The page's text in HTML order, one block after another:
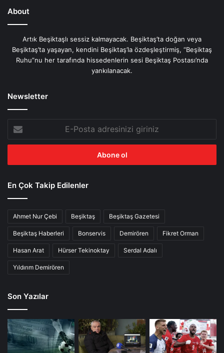
About
Artık Beşiktaşlı sessiz kalmayacak. Beşiktaş’ta doğan veya
Beşiktaş’ta yaşayan, kendini Beşiktaş’la özdeşleştirmiş, “Beşiktaş
Ruhu”nu her tarafında hissedenlerin sesi Beşiktaş Postası’nda
yankılanacak.
Newsletter
Posta
adresinizi
En Çok Takip Edilenler
Ahmet Nur Çebi Beşiktaş Beşiktaş Gazetesi
Beşiktaş Haberleri Bonservis Demirören Fikret Orman
Hasan Arat Hürser Tekinoktay Serdal Adalı
Yıldırım Demirören
Son Yazılar